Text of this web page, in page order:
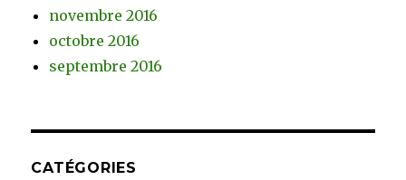
novembre 2016
octobre 2016
septembre 2016
CATÉGORIES